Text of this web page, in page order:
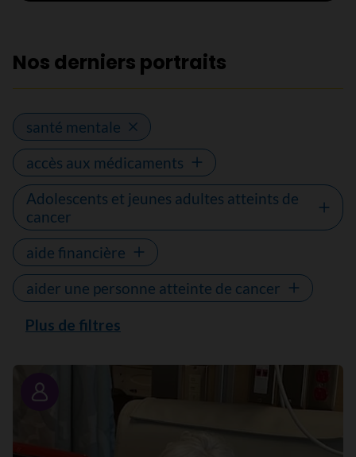
Nos derniers portraits
santé mentale
accès aux médicaments
Adolescents et jeunes adultes atteints de
cancer
aide financière
aider une personne atteinte de cancer
Plus de filtres
Portrait